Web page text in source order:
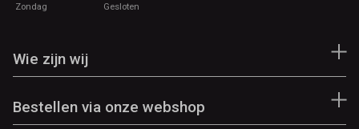
Zondag
Gesloten
Wie zijn wij
Bestellen via onze webshop